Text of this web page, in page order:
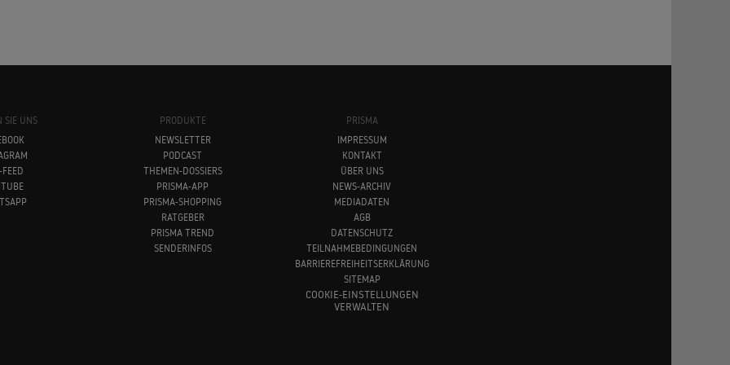
SIE UNS
FEED
PRODUKTE
NEWSLETTER
PODCAST
THEMEN-DOSSIERS
PRISMA-APP
PRISMA-SHOPPING
RATGEBER
PRISMA TREND
SENDERINFOS
PRISMA
IMPRESSUM
KONTAKT
ÜBER UNS
NEWS-ARCHIV
MEDIADATEN
AGB
DATENSCHUTZ
TEILNAHMEBEDINGUNGEN
BARRIEREFREIHEITSERKLÄRUNG
SITEMAP
COOKIE-EINSTELLUNGEN
VERWALTEN